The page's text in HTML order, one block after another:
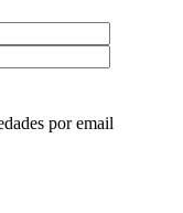
por email